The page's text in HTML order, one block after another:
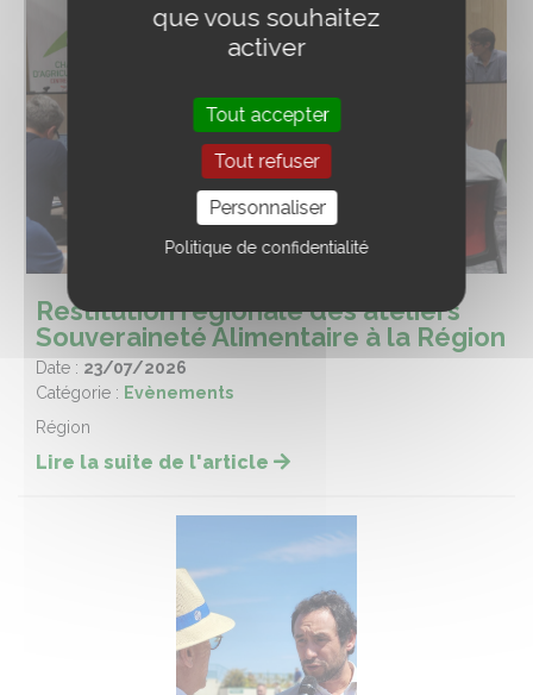
Restitution régionale des ateliers
Souveraineté Alimentaire à la Région
Date : 23/07/2026
Catégorie : Evènements
Région
Lire la suite de l'article
que vous souhaitez
activer
Tout accepter
Tout refuser
Personnaliser
Politique de confidentialité